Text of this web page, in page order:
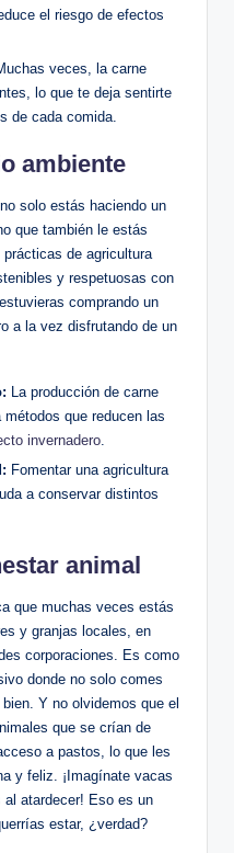
el riesgo de efectos
veces, la carne
lo que te deja sentirte
de cada comida.
ambiente
solo estás haciendo un
que también le estás
de agricultura
y respetuosas con
comprando un
a la vez disfrutando de un
La producción de carne
que reducen las
invernadero
Fomentar una agricultura
a conservar distintos
animal
que muchas veces estás
y granjas locales, en
corporaciones. Es como
donde no solo comes
Y no olvidemos que el
que se crían de
a pastos, lo que les
y feliz. ¡Imagínate vacas
al atardecer! Eso es un
estar, ¿verdad?